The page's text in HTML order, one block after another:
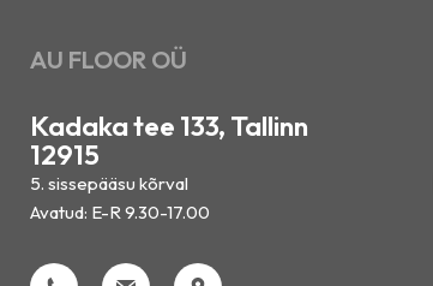
AU FLOOR OÜ
Kadaka tee 133, Tallinn
12915
5. sissepääsu kõrval
Avatud: E-R 9.30-17.00